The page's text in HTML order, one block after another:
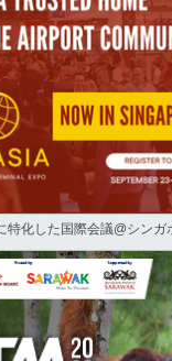
特化した国際会議@シンガ